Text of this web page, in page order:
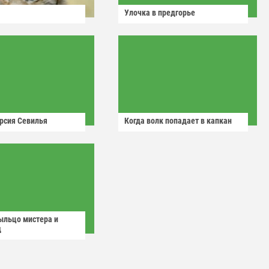
Улочка в предгорье
Севилья Когда волк попадает в капкан
мистера и